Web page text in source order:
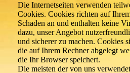
Die Internetseiten verwenden
Cookies. Cookies richten auf
Schaden an und enthalten keine
dazu, unser Angebot
und sicherer zu machen. Cookies
die auf Ihrem Rechner abgelegt
die Ihr Browser speichert.
Die meisten der von uns